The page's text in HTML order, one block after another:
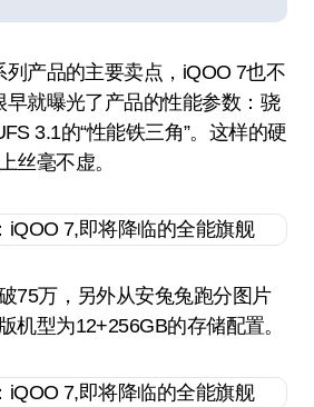
产品的主要卖点，iQOO 7也不
早就曝光了产品的性能参数：骁
3.1的“性能铁三角”。这样的硬
丝毫不虚。
75万，另外从安兔兔跑分图片
机型为12+256GB的存储配置。